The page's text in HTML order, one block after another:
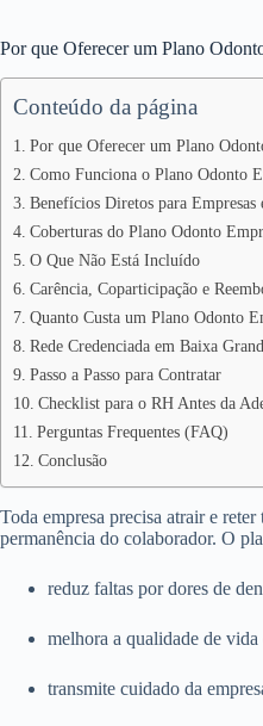
Por que Oferecer um Plano
Conteúdo da página
Por que Oferecer um Plano
Como Funciona o Plano Odonto
Benefícios Diretos para Empresas
Coberturas do Plano Odonto
O Que Não Está Incluído
Carência, Coparticipação e
Quanto Custa um Plano Odonto
Rede Credenciada em Baixa
Passo a Passo para Contratar
Checklist para o RH Antes da
Perguntas Frequentes (FAQ)
Conclusão
Toda empresa precisa atrair e
permanência do colaborador. O
reduz faltas por dores de
melhora a qualidade de
transmite cuidado da